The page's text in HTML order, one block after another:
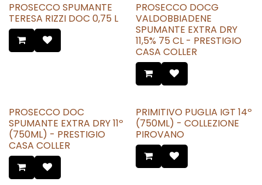
PROSECCO SPUMANTE
TERESA RIZZI DOC 0,75 L
PROSECCO DOCG
VALDOBBIADENE
SPUMANTE EXTRA DRY
11,5% 75 CL - PRESTIGIO
CASA COLLER
PROSECCO DOC
SPUMANTE EXTRA DRY 11º
(750ML) - PRESTIGIO
CASA COLLER
PRIMITIVO PUGLIA IGT 14º
(750ML) - COLLEZIONE
PIROVANO